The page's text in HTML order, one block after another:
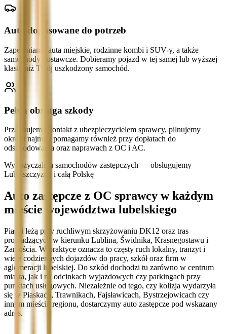
Auto dopasowane do potrzeb
Zapewniamy auta miejskie, rodzinne kombi i SUV-y, a także
samochody dostawcze. Dobieramy pojazd w tej samej lub wyższej
klasie niż Twój uszkodzony samochód.
Pełna obsługa szkody
Przejmujemy kontakt z ubezpieczycielem sprawcy, pilnujemy
okresu najmu i pomagamy również przy dopłatach do
odszkodowania oraz naprawach z OC i AC.
Wypożyczalnia samochodów zastępczych — obsługujemy
Lubelszczyznę i całą Polskę
Auto zastępcze z OC sprawcy w każdym
mieście województwa lubelskiego
Piaski leżą przy ruchliwym skrzyżowaniu DK12 oraz tras
prowadzących w kierunku Lublina, Świdnika, Krasnegostawu i
Zamościa. W praktyce oznacza to częsty ruch lokalny, tranzyt i
wiele codziennych dojazdów do pracy, szkół oraz firm w
aglomeracji lubelskiej. Do szkód dochodzi tu zarówno w centrum
miasta, jak i na odcinkach wyjazdowych czy parkingach przy
punktach usługowych. Niezależnie od tego, czy kolizja wydarzyła
się w Piaskach, Trawnikach, Fajsławicach, Bystrzejowicach czy
innym mieście regionu, dostarczymy auto zastępcze pod wskazany
adres.